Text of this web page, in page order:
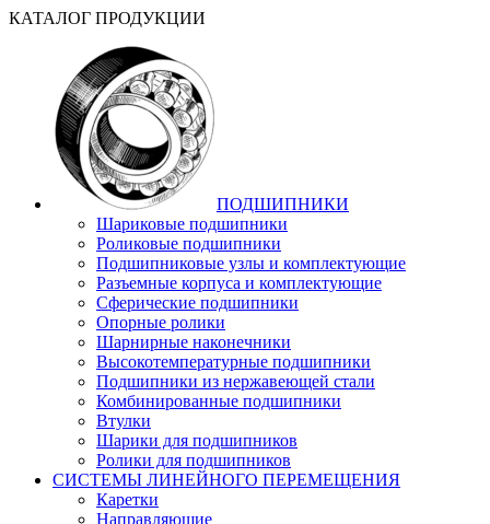
КАТАЛОГ ПРОДУКЦИИ
ПОДШИПНИКИ
Шариковые подшипники
Роликовые подшипники
Подшипниковые узлы и комплектующие
Разъемные корпуса и комплектующие
Сферические подшипники
Опорные ролики
Шарнирные наконечники
Высокотемпературные подшипники
Подшипники из нержавеющей стали
Комбинированные подшипники
Втулки
Шарики для подшипников
Ролики для подшипников
СИСТЕМЫ ЛИНЕЙНОГО ПЕРЕМЕЩЕНИЯ
Каретки
Направляющие